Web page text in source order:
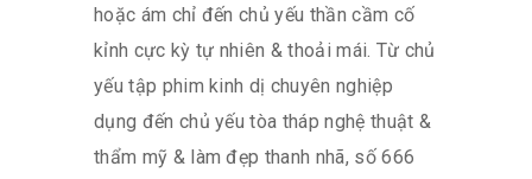
hoặc ám chỉ đến chủ yếu thần cầm cố
kỉnh cực kỳ tự nhiên & thoải mái. Từ chủ
yếu tập phim kinh dị chuyên nghiệp
dụng đến chủ yếu tòa tháp nghệ thuật &
thẩm mỹ & làm đẹp thanh nhã, số 666